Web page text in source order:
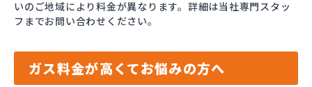
いのご地域により料金が異なります。詳細は当社専門スタッ
フまでお問い合わせください。
ガス料金が高くてお悩みの方へ